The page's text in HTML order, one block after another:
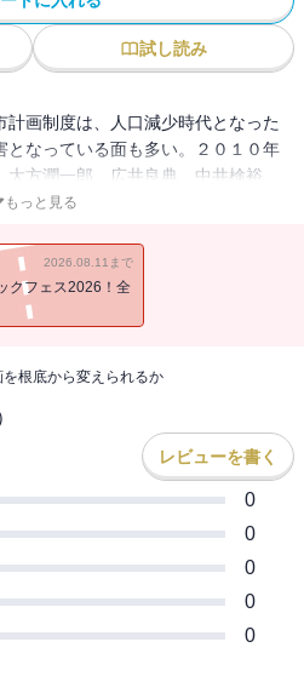
試し読み
画制度は、人口減少時代となった
なっている面も多い。２０１０年
方潤一郎、広井良典、中井検裕、
、木下眞男らを糾合し、『都市計
、行政の現場の方々にも多く参加頂
のプロセスを議論した。本書は、そ
もっと見る
2026.08.11まで
クフェス2026！全
根底から変えられるか
レビューを書く
0
0
0
0
0